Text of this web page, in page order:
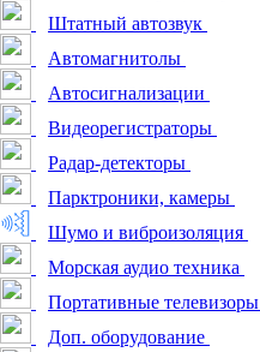
Штатный автозвук
Автомагнитолы
Автосигнализации
Видеорегистраторы
Радар-детекторы
Парктроники, камеры
Шумо и виброизоляция
Морская аудио техника
Портативные телевизоры
Доп. оборудование